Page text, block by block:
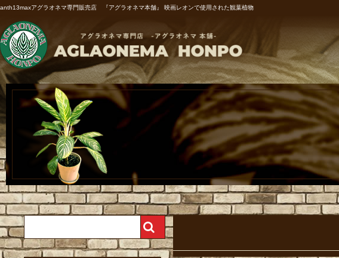
anth13maxアグラオネマ専門販売店 『アグラオネマ本舗』 映画レオンで使用された観葉植物